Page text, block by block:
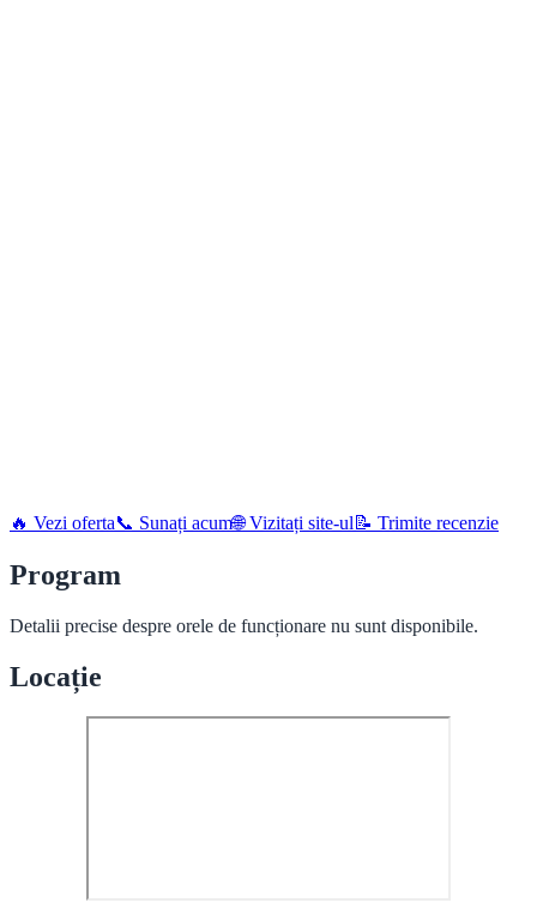
🔥 Vezi oferta📞 Sunați acum🌐 Vizitați site-ul 📝 Trimite recenzie
Program
Detalii precise despre orele de funcționare nu sunt disponibile.
Locație